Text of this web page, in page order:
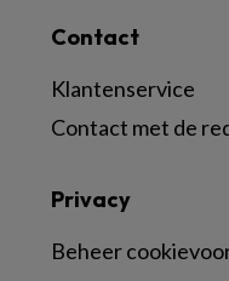
Contact
Klantenservice
Contact met de
Privacy
Beheer